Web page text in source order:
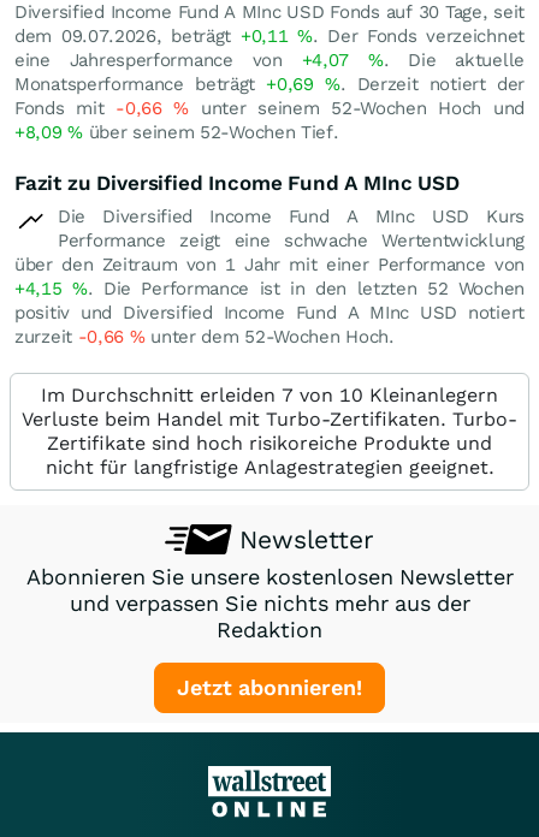
Diversified Income Fund A MInc USD Fonds auf 30 Tage, seit
dem 09.07.2026, beträgt +0,11%. Der Fonds verzeichnet
eine Jahresperformance von +4,07%. Die aktuelle
Monatsperformance beträgt +0,69 %. Derzeit notiert der
Fonds mit -0,66% unter seinem 52-Wochen Hoch und
+8,09%über seinem 52-Wochen Tief.
Fazit zu Diversified Income Fund A MInc USD
Die Diversified Income Fund A MInc USD Kurs
Performance zeigt eine schwache Wertentwicklung
über den Zeitraum von 1 Jahr mit einer Performance von
+4,15 %. Die Performance ist in den letzten 52 Wochen
positiv und Diversified Income Fund A MInc USD notiert
zurzeit -0,66 %unter dem 52-Wochen Hoch.
Im Durchschnitt erleiden 7 von 10 Kleinanlegern
Verluste beim Handel mit Turbo-Zertifikaten. Turbo-
Zertifikate sind hoch risikoreiche Produkte und
nicht für langfristige Anlagestrategien geeignet.
Newsletter
Abonnieren Sie unsere kostenlosen Newsletter
und verpassen Sie nichts mehr aus der
Redaktion
Jetzt abonnieren!